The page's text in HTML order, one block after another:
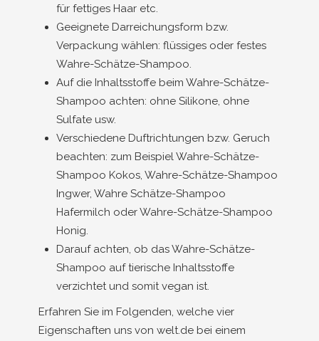
für fettiges Haar etc.
Geeignete Darreichungsform bzw.
Verpackung wählen: flüssiges oder festes
Wahre-Schätze-Shampoo.
Auf die Inhaltsstoffe beim Wahre-Schätze-
Shampoo achten: ohne Silikone, ohne
Sulfate usw.
Verschiedene Duftrichtungen bzw. Geruch
beachten: zum Beispiel Wahre-Schätze-
Shampoo Kokos, Wahre-Schätze-Shampoo
Ingwer, Wahre Schätze-Shampoo
Hafermilch oder Wahre-Schätze-Shampoo
Honig.
Darauf achten, ob das Wahre-Schätze-
Shampoo auf tierische Inhaltsstoffe
verzichtet und somit vegan ist.
Erfahren Sie im Folgenden, welche vier
Eigenschaften uns von welt.de bei einem